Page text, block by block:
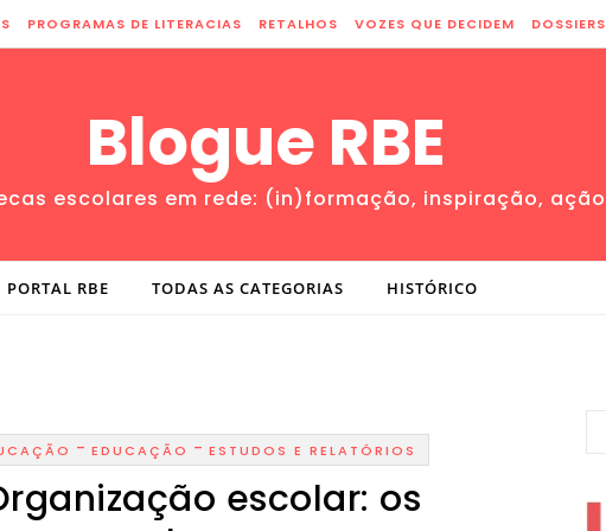
PROGRAMAS DE LITERACIAS RETALHOS VOZES QUE DECIDEM DOSSIERS
Blogue RBE
escolares em rede: (in)formação, inspiração, ação
PORTAL RBE TODAS AS CATEGORIAS HISTÓRICO
- EDUCAÇÃO - ESTUDOS E RELATÓRIOS
escolar: os